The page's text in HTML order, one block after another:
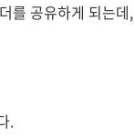
를 공유하게 되는데,
.